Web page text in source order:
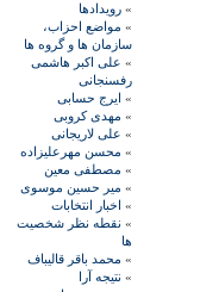
» رويدادها
» مواضع احزاب،
سازمان ها و گروه ها
» علی اکبر هاشمی
رفسنجانی
» ايرج حسابی
» مهدی کروبی
» علی لاريجانی
» محسن مهرعليزاده
» مصطفی معين
» مير حسين موسوی
» اخبار انتخابات
» نقطه نظر شخصيت
ها
» محمد باقر قاليباف
» نتيجه آرا